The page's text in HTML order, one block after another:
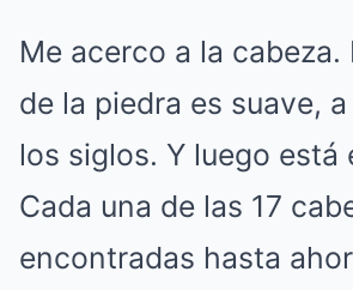
Me acerco a la cabeza.
de la piedra es suave,
los siglos. Y luego está
Cada una de las 17
encontradas hasta